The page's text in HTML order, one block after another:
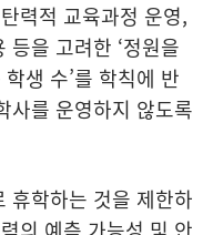
력적 교육과정 운영,
등을 고려한 ‘정원을
생 수’를 학칙에 반
사를 운영하지 않도록
휴학하는 것을 제한하